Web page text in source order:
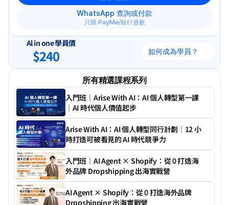
WhatsApp 查詢或付款
只限 PayMe/銀行過數
Al in one 學員價
$240 如何成為學員？
所有精選課程系列
入門班｜Arise With AI：AI 個人轉型第一課
｜AI 時代個人價值起步
Arise With AI：AI 個人轉型同行計劃｜12 小
時打造可被看見的 AI 時代競爭力
入門班｜AI Agent × Shopify：從 0 打造海
外品牌 Dropshipping 出海實戰營
AI Agent × Shopify：從 0 打造海外品牌
Dropshipping 出海實戰營